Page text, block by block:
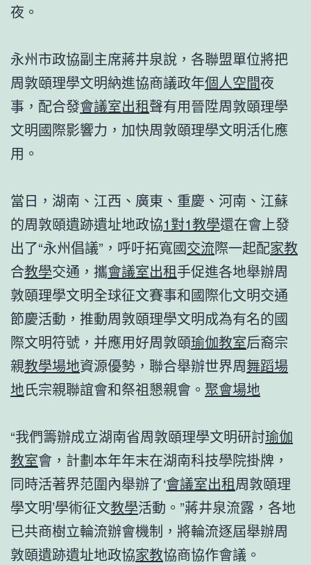
夜。
永州市政協副主席蔣井泉說，各聯盟單位將把
周敦頤理學文明納進協商議政年個人空間夜
事，配合發會議室出租聲有用晉陞周敦頤理學
文明國際影響力，加快周敦頤理學文明活化應
用。
當日，湖南、江西、廣東、重慶、河南、江蘇
的周敦頤遺跡遺址地政協1對1教學還在會上發
出了“永州倡議”，呼吁拓寬國交流際一起配家教
合教學交通，攜會議室出租手促進各地舉辦周
敦頤理學文明全球征文賽事和國際化文明交通
節慶活動，推動周敦頤理學文明成為有名的國
際文明符號，并應用好周敦頤瑜伽教室后裔宗
親教學場地資源優勢，聯合舉辦世界周舞蹈場
地氏宗親聯誼會和祭祖懇親會。 聚會場地
“我們籌辦成立湖南省周敦頤理學文明研討瑜伽
教室會，計劃本年年末在湖南科技學院掛牌，
同時活著界范圍內舉辦了‘會議室出租周敦頤理
學文明’學術征文教學活動。”蔣井泉流露，各地
已共商樹立輪流辦會機制，將輪流逐屆舉辦周
敦頤遺跡遺址地政協家教協商協作會議。